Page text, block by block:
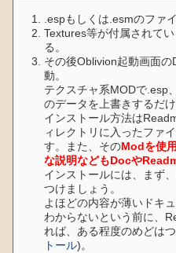
.espもしくは.esmのファ
Textures等が付属されて
る。
その後Oblivion起動画面
動。
テクスチャ系MODで.esp
のデータを上書きするだけ
インストール方法は
ィレクトリに入ったファ
す。また、そのModを使
な説明などもDocや
インストールには、まず
つけましょう。
よほどの内容が薄いドキ
わからないという前に、
れば、ある程度のめどは
トール)。